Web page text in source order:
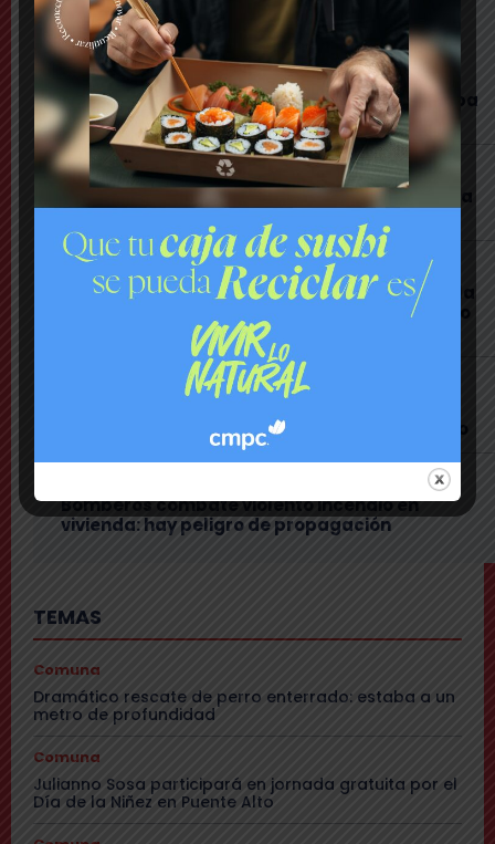
LO MÁS VISTO ESTA SEMANA
Comuna
Dramático rescate de perro enterrado: estaba
a un metro de profundidad
Comuna
Julianno Sosa participará en jornada gratuita
por el Día de la Niñez en Puente Alto
Comuna
Comerciante puentealtino celebrará Día de la
Niñez regalando papas y costillar: «los espero
con mucho cariño»
Delincuentes habrían intentado asaltar a
exministro de Seguridad Pública Luis Cordero
Bomberos combate violento incendio en
vivienda: hay peligro de propagación
TEMAS
Comuna
Dramático rescate de perro enterrado: estaba a un
metro de profundidad
Comuna
Julianno Sosa participará en jornada gratuita por el
Día de la Niñez en Puente Alto